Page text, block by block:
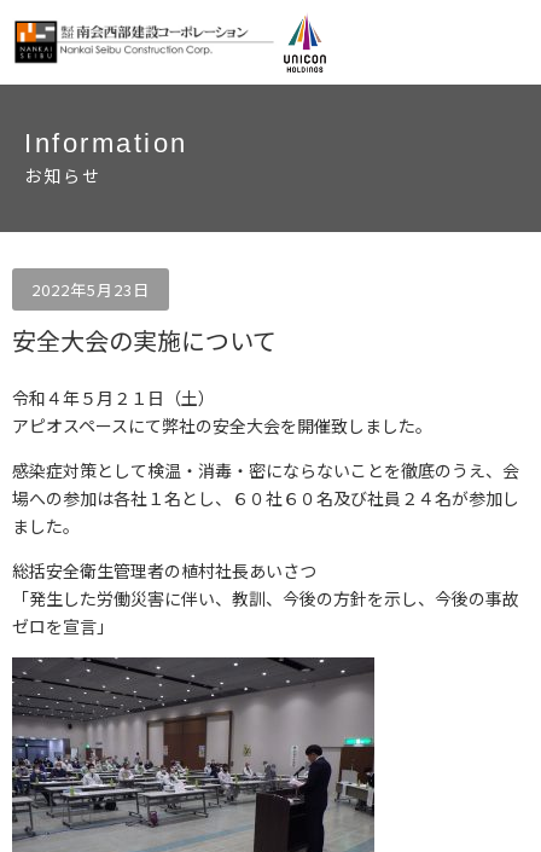
Information
お知らせ
2022年5月23日
安全大会の実施について
令和４年５月２１日（土）
アピオスペースにて弊社の安全大会を開催致しました。
感染症対策として検温・消毒・密にならないことを徹底のうえ、会
場への参加は各社１名とし、６０社６０名及び社員２４名が参加し
ました。
総括安全衛生管理者の植村社長あいさつ
「発生した労働災害に伴い、教訓、今後の方針を示し、今後の事故
ゼロを宣言」